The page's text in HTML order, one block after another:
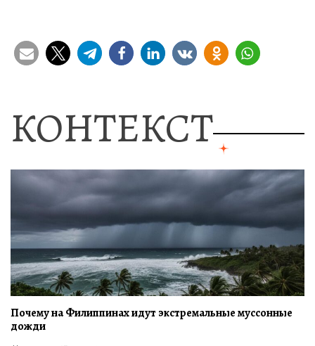
КОНТЕКСТ
Почему на Филиппинах идут экстремальные муссонные
дожди